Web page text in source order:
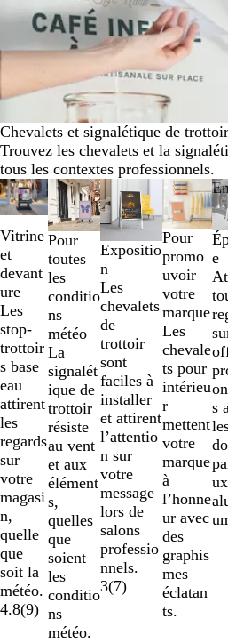
Chevalets et signalétique de
Trouvez les chevalets et la
tous les contextes professionnels.
Nouvelles options
Vitrine
et
devant
ure
Les
stop-
trottoir
s base
eau
attirent
les
regards
sur
votre
magasi
n,
quelle
que
soit la
météo.
4.8(9)
Pour
toutes
les
conditio
ns
météo
La
signalét
ique de
trottoir
résiste
au vent
et aux
élément
s,
quelles
que
soient
les
conditio
ns
météo.
Expositio
n
Les
chevalets
de
trottoir
sont
faciles à
installer
et attirent
l’attentio
n sur
votre
message
lors de
salons
professio
nnels.
3(7)
Pour
promo
uvoir
votre
marque
Les
chevale
ts pour
intérieu
r
mettent
votre
marque
à
l’honne
ur avec
des
graphis
mes
éclatan
ts.
e
s
Diapositives
1
2
sur
7